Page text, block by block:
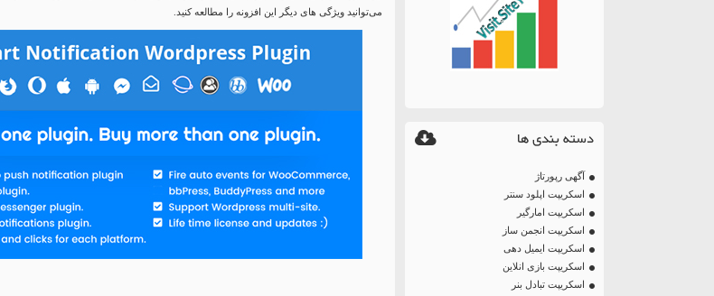
دسته بندی ها
آگهی رپورتاژ
اسکریپت اپلود سنتر
اسکریپت امارگیر
اسکریپت انجمن ساز
اسکریپت ایمیل دهی
اسکریپت بازی انلاین
اسکریپت تبادل بنر
می‌توانید ویژگی های دیگر این افزونه را مطالعه کنید.